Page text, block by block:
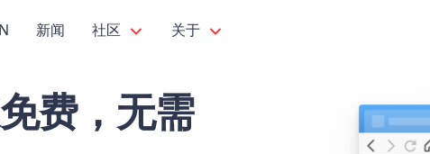
新闻 社区 关于
费，无需